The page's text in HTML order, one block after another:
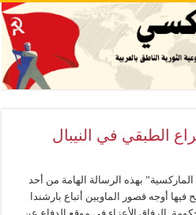
الطبقي في النيبال
بهذه الرسالة الهامة من أحد
أوجه قصور الماويين أتباع بارشندا